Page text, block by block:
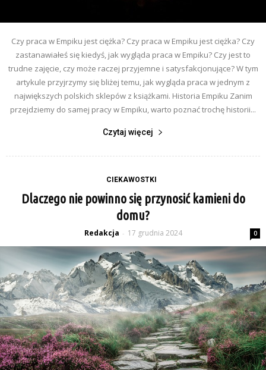
Czy praca w Empiku jest ciężka? Czy praca w Empiku jest ciężka? Czy
zastanawiałeś się kiedyś, jak wygląda praca w Empiku? Czy jest to
trudne zajęcie, czy może raczej przyjemne i satysfakcjonujące? W tym
artykule przyjrzymy się bliżej temu, jak wygląda praca w jednym z
największych polskich sklepów z książkami. Historia Empiku Zanim
przejdziemy do samej pracy w Empiku, warto poznać trochę historii...
Czytaj więcej
CIEKAWOSTKI
Dlaczego nie powinno się przynosić kamieni do
domu?
Redakcja - 17 grudnia 2024 0